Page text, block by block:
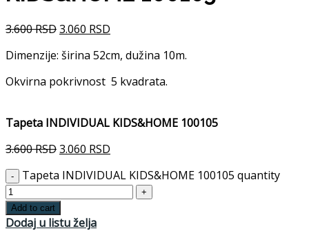
3.600RSD3.060 RSD
Dimenzije: širina 52cm, dužina 10m.
Okvirna pokrivnost 5 kvadrata.
Tapeta INDIVIDUAL KIDS&HOME 100105
3.600RSD3.060 RSD
Tapeta INDIVIDUAL KIDS&HOME 100105 quantity
Add to cart
Dodaj u listu želja